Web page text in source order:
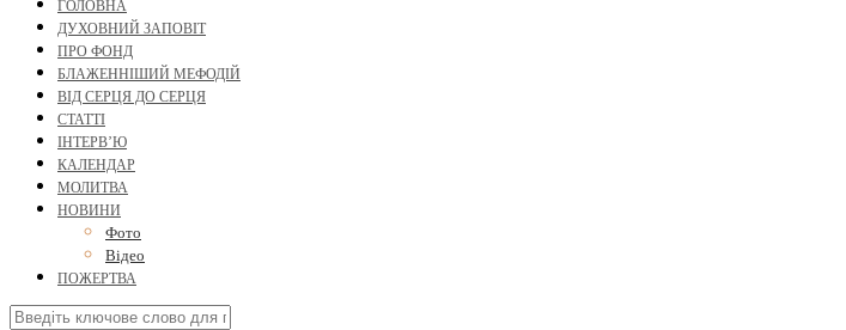
ГОЛОВНА
ДУХОВНИЙ ЗАПОВІТ
ПРО ФОНД
БЛАЖЕННІШИЙ МЕФОДІЙ
ВІД СЕРЦЯ ДО СЕРЦЯ
СТАТТІ
ІНТЕРВ’Ю
КАЛЕНДАР
МОЛИТВА
НОВИНИ
Фото
Відео
ПОЖЕРТВА